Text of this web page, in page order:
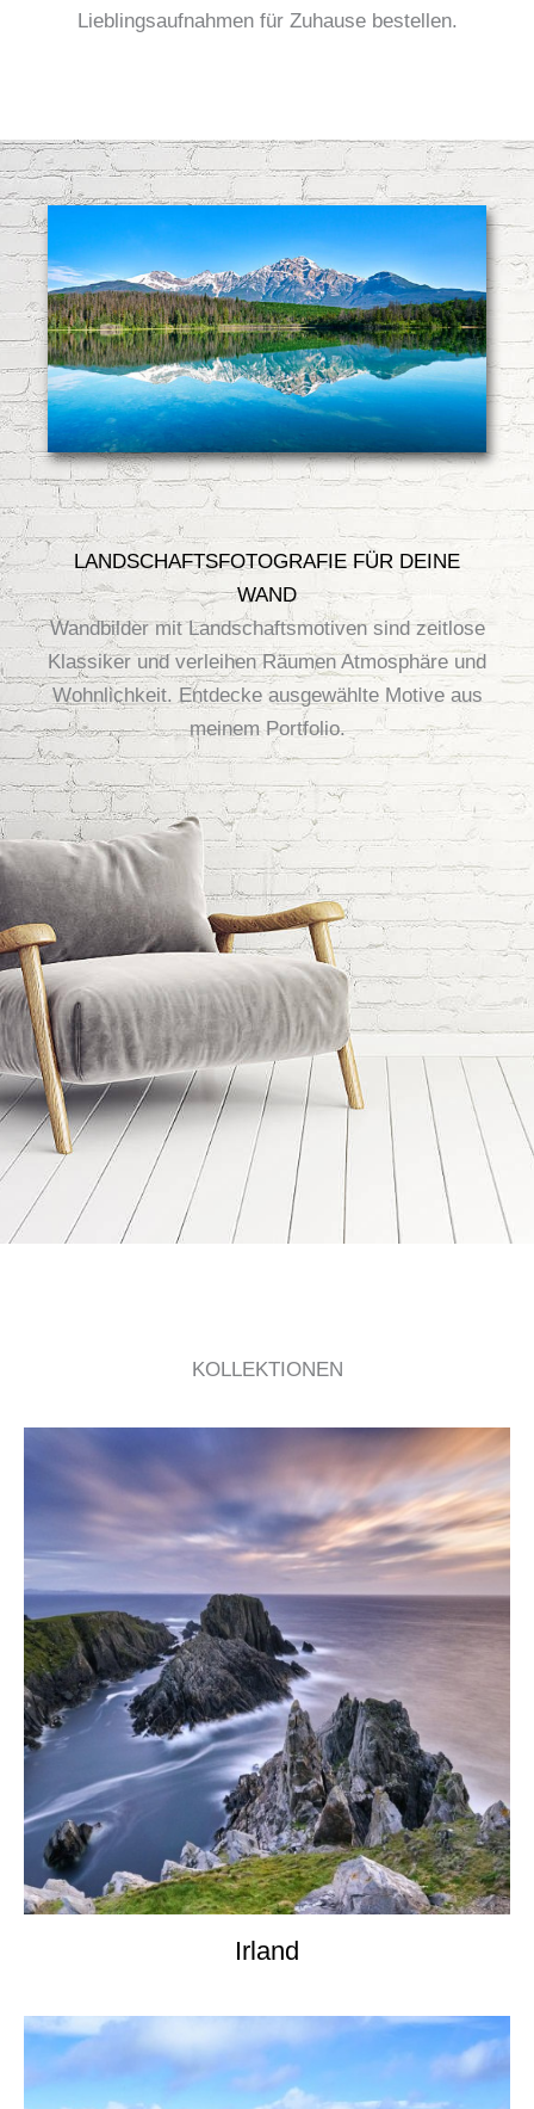
Lieblingsaufnahmen für Zuhause bestellen.
LANDSCHAFTSFOTOGRAFIE FÜR DEINE
WAND
Wandbilder mit Landschaftsmotiven sind zeitlose
Klassiker und verleihen Räumen Atmosphäre und
Wohnlichkeit. Entdecke ausgewählte Motive aus
meinem Portfolio.
KOLLEKTIONEN
Irland